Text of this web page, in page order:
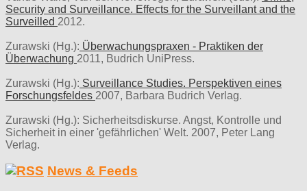
Security and Surveillance. Effects for the Surveillant and the
Surveilled 2012.
Zurawski (Hg.): Überwachungspraxen - Praktiken der
Überwachung 2011, Budrich UniPress.
Zurawski (Hg.): Surveillance Studies. Perspektiven eines
Forschungsfeldes 2007, Barbara Budrich Verlag.
Zurawski (Hg.): Sicherheitsdiskurse. Angst, Kontrolle und
Sicherheit in einer 'gefährlichen' Welt. 2007, Peter Lang
Verlag.
News & Feeds